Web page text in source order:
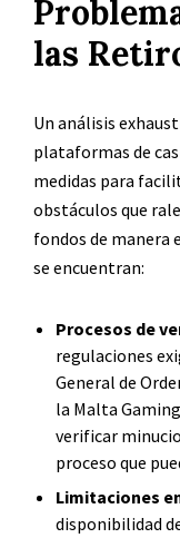
las
Un análisis
plataformas de
medidas para
obstáculos que
fondos de manera
se encuentran:
Procesos de
regulaciones
General de
la Malta
verificar
proceso que
Limitaciones
disponibilidad